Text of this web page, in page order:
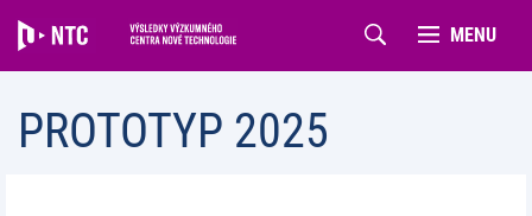
MENU
PROTOTYP 2025